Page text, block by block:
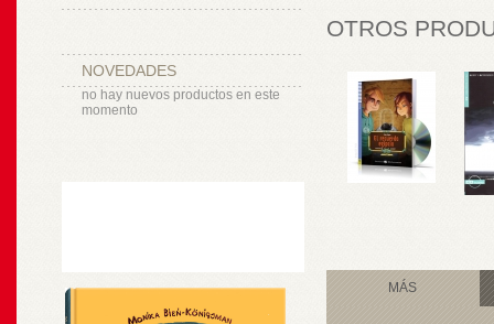
NOVEDADES
no hay nuevos productos en este
momento
OTROS
MÁS